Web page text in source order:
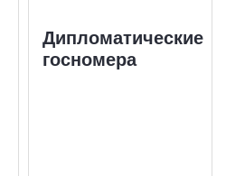
Дипломатические
госномера